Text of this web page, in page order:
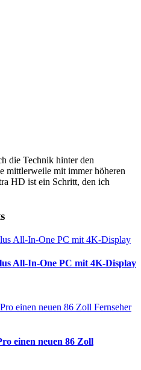
die Technik hinter den
mittlerweile mit immer höheren
HD ist ein Schritt, den ich
All-In-One PC mit 4K-Display
einen neuen 86 Zoll